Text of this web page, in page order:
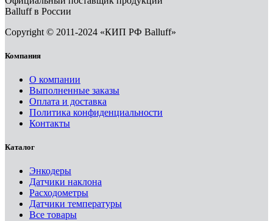
Balluff в России
Copyright © 2011-2024 «КИП РФ Balluff»
Компания
О компании
Выполненные заказы
Оплата и доставка
Политика конфиденциальности
Контакты
Каталог
Энкодеры
Датчики наклона
Расходометры
Датчики температуры
Все товары